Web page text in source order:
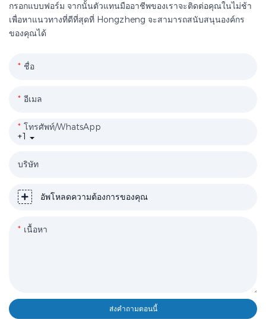
กรอกแบบฟอร์ม จากนั้นตัวแทนมืออาชีพของเราจะติดต่อคุณในไม่ช้า
เพื่อหาแนวทางที่ดีที่สุดที่ Hongzheng จะสามารถสนับสนุนองค์กร
ของคุณได้
ชื่อ
อีเมล
+1
โทรศัพท์/WhatsApp
บริษัท
อัพโหลดความต้องการของคุณ
เนื้อหา
ส่งคำถามตอนนี้